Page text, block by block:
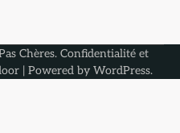
Chères. Confidentialité et
| Powered by WordPress.